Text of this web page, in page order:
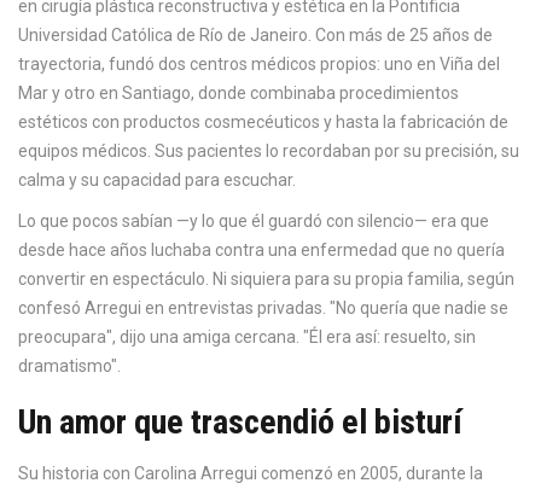
en cirugía plástica reconstructiva y estética en la Pontificia
Universidad Católica de Río de Janeiro . Con más de 25 años de
trayectoria, fundó dos centros médicos propios: uno en Viña del
Mary otro en Santiago, donde combinaba procedimientos
estéticos con productos cosmecéuticos y hasta la fabricación de
equipos médicos. Sus pacientes lo recordaban por su precisión, su
calma y su capacidad para escuchar.
Lo que pocos sabían —y lo que él guardó con silencio— era que
desde hace años luchaba contra una enfermedad que no quería
convertir en espectáculo. Ni siquiera para su propia familia, según
confesó Arregui en entrevistas privadas. "No quería que nadie se
preocupara", dijo una amiga cercana. "Él era así: resuelto, sin
dramatismo".
Un amor que trascendió el bisturí
Su historia con Carolina Arregui comenzó en 2005, durante la